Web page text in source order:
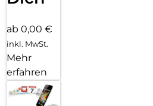
ab 0,00 €
inkl. MwSt.
Mehr
erfahren